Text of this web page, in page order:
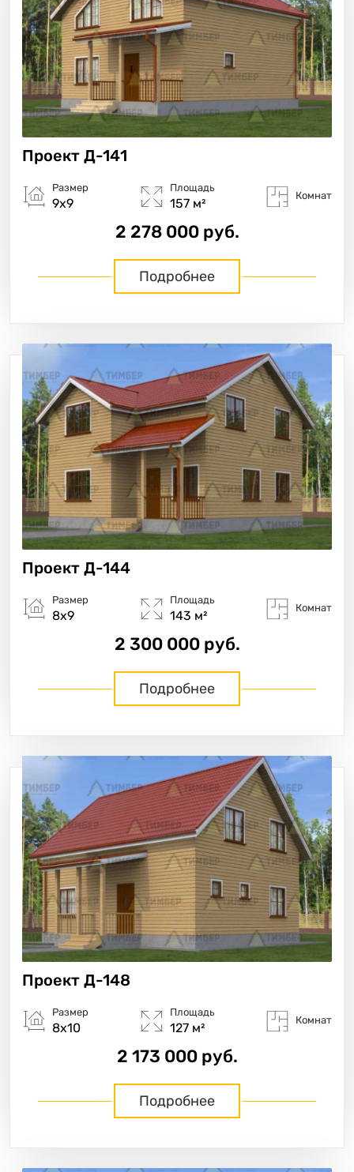
Проект Д-141
Размер
9х9
Площадь
157 м²
Комнат
2 278 000 руб.
Подробнее
Проект Д-144
Размер
8х9
Площадь
143 м²
Комнат
2 300 000 руб.
Подробнее
Проект Д-148
Размер
8х10
Площадь
127 м²
Комнат
2 173 000 руб.
Подробнее